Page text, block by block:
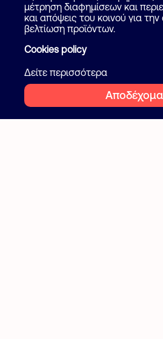
2026 Flatcake. All rights reserved
Όροι και προϋποθέσεις
Ιδιωτικότητα
Cookies
μέτρηση διαφημίσεων και
και απόψεις του κοινού για
βελτίωση προϊόντων.
Cookies policy
Δείτε περισσότερα